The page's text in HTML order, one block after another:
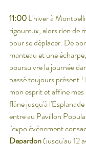
11:00 L'hiver à
rigoureux, alors rien de
pour se déplacer. De
manteau et une
poursuivre la journée
passé toujours présent !
mon esprit et affine
flâne jusqu'à
entre au Pavillon
l'expo évènement
Depardon (jusqu'au 12